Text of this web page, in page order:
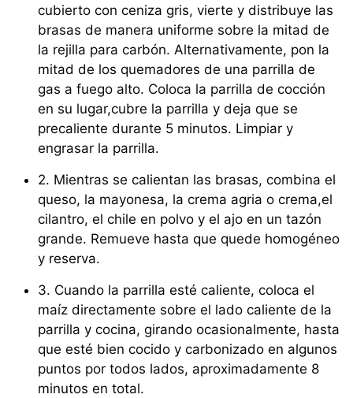
cubierto con ceniza gris, vierte y distribuye las
brasas de manera uniforme sobre la mitad de
la rejilla para carbón. Alternativamente, pon la
mitad de los quemadores de una parrilla de
gas a fuego alto. Coloca la parrilla de cocción
en su lugar,cubre la parrilla y deja que se
precaliente durante 5 minutos. Limpiar y
engrasar la parrilla.
2. Mientras se calientan las brasas, combina el
queso, la mayonesa, la crema agria o crema,el
cilantro, el chile en polvo y el ajo en un tazón
grande. Remueve hasta que quede homogéneo
y reserva.
3. Cuando la parrilla esté caliente, coloca el
maíz directamente sobre el lado caliente de la
parrilla y cocina, girando ocasionalmente, hasta
que esté bien cocido y carbonizado en algunos
puntos por todos lados, aproximadamente 8
minutos en total.